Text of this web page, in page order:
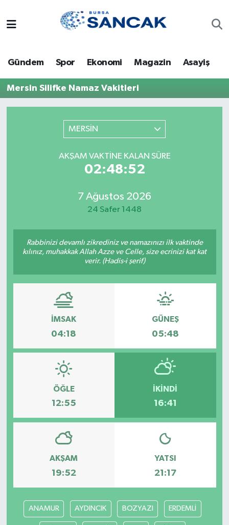
Gündem Spor Ekonomi Magazin Asayiş
Mersin Silifke Namaz Vakitleri
MERSİN
AKŞAM VAKTINE KALAN SÜRE
02:48:52
7 Ağustos 2026
24 Safer 1448
Rabbinizi devamlı zikrediniz ve namazınızı ilk vaktinde
kılınız, muhakkak Allah Azze ve Celle, size ecrinizi kat kat
verir. (Hadis-i şerif)
İMSAK
04:18
GÜNEŞ
05:48
ÖĞLE
12:55
İKINDI
16:41
AKŞAM
19:52
YATSI
21:17
ANAMUR AYDINCIK BOZYAZI ERDEMLİ
Bursa
Dünya
Sağlık
Siyaset
Trafik Durumu
Süper Lig Puan Durumu ve Fikstür